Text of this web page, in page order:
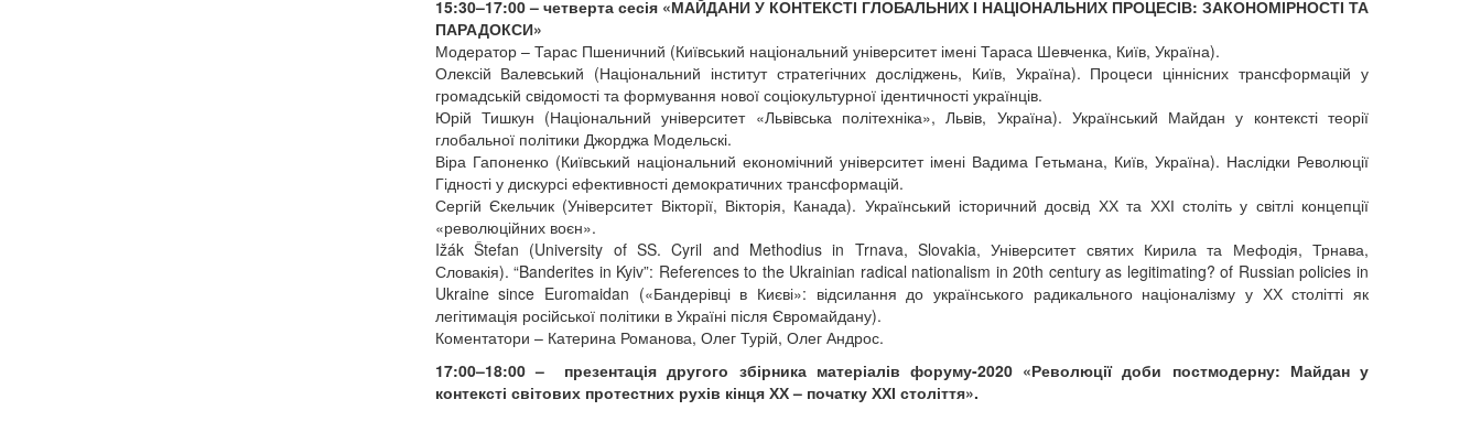
15:30–17:00 – четверта сесія «МАЙДАНИ У КОНТЕКСТІ ГЛОБАЛЬНИХ І НАЦІОНАЛЬНИХ ПРОЦЕСІВ: ЗАКОНОМІРНОСТІ ТА
ПАРАДОКСИ»
Модератор – Тарас Пшеничний (Київський національний університет імені Тараса Шевченка, Київ, Україна).
Олексій Валевський (Національний інститут стратегічних досліджень, Київ, Україна). Процеси ціннісних трансформацій у
громадській свідомості та формування нової соціокультурної ідентичності українців.
Юрій Тишкун (Національний університет «Львівська політехніка», Львів, Україна). Український Майдан у контексті теорії
глобальної політики Джорджа Модельскі.
Віра Гапоненко (Київський національний економічний університет імені Вадима Гетьмана, Київ, Україна). Наслідки Революції
Гідності у дискурсі ефективності демократичних трансформацій.
Сергій Єкельчик (Університет Вікторії, Вікторія, Канада). Український історичний досвід ХХ та ХХІ століть у світлі концепції
«революційних воєн».
Ižák Štefan (University of SS. Cyril and Methodius in Trnava, Slovakia, Університет святих Кирила та Мефодія, Трнава,
Словакія). “Banderites in Kyiv”: References to the Ukrainian radical nationalism in 20th century as legitimating? of Russian policies in
Ukraine since Euromaidan («Бандерівці в Києві»: відсилання до українського радикального націоналізму у ХХ столітті як
легітимація російської політики в Україні після Євромайдану).
Коментатори – Катерина Романова, Олег Турій, Олег Андрос.
17:00–18:00 –
презентація другого збірника матеріалів форуму-2020 «Революції доби постмодерну: Майдан у
контексті світових протестних рухів кінця ХХ – початку ХХІ століття».